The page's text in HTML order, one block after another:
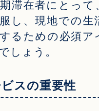
滞在者にとって
し、現地での生
るための必須ア
しょう。
スの重要性